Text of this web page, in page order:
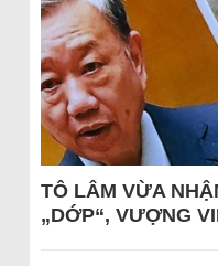
TÔ LÂM VỪA
„DỚP“, VƯỢNG